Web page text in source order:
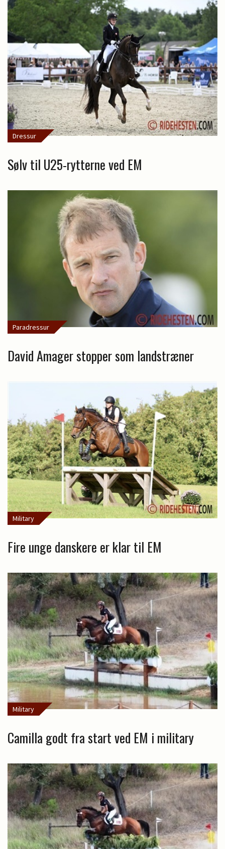
Dressur
Sølv til U25-rytterne ved EM
Paradressur
David Amager stopper som landstræner
Military
Fire unge danskere er klar til EM
Military
Camilla godt fra start ved EM i military